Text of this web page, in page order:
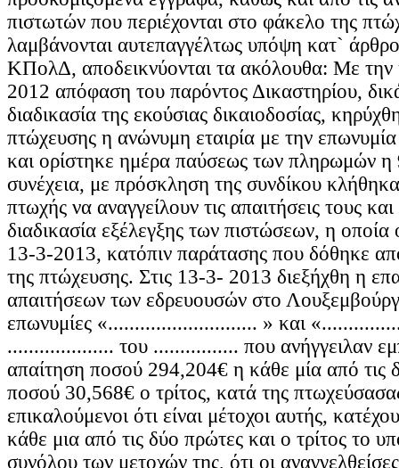
πιστωτών που περιέχονται στο φάκελο της
λαμβάνονται αυτεπαγγέλτως υπόψη κατ`
ΚΠολΔ, αποδεικνύονται τα ακόλουθα: Με
2012 απόφαση του παρόντος Δικαστηρίου,
διαδικασία της εκούσιας δικαιοδοσίας,
πτώχευσης η ανώνυμη εταιρία με την
και ορίστηκε ημέρα παύσεως των πληρωμών
συνέχεια, με πρόσκληση της συνδίκου
πτωχής να αναγγείλουν τις απαιτήσεις τους
διαδικασία εξέλεγξης των πιστώσεων, η
13-3-2013, κατόπιν παράτασης που δόθηκε
της πτώχευσης. Στις 13-3- 2013 διεξήχθη η
απαιτήσεων των εδρευουσών στο
επωνυμίες «............................ » και
.................... του ................ που ανήγγειλαν
απαίτηση ποσού 294,204€ η κάθε μία από τις
ποσού 30,568€ ο τρίτος, κατά της
επικαλούμενοι ότι είναι μέτοχοι αυτής,
κάθε μια από τις δύο πρώτες και ο τρίτος το
συνόλου των μετοχών της, ότι οι